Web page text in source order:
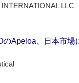
LLC
のApeloa、日本市